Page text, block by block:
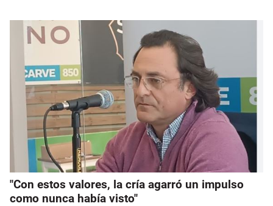
"Con estos valores, la cría agarró un impulso
como nunca había visto"